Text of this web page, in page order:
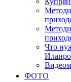
Что
ФОТО